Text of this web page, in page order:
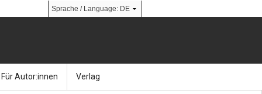
Für Autor:innen Verlag